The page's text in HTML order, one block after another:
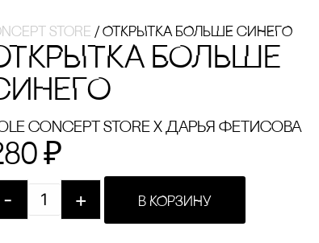
store / ОТКРЫТКА БОЛЬШЕ сИНЕГО
БОЛЬШЕ
concept store x Дарья Фетисова
₽
- + В КОРЗИНУ